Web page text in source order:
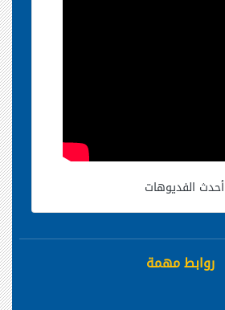
أحدث الفديوهات
روابط مهمة